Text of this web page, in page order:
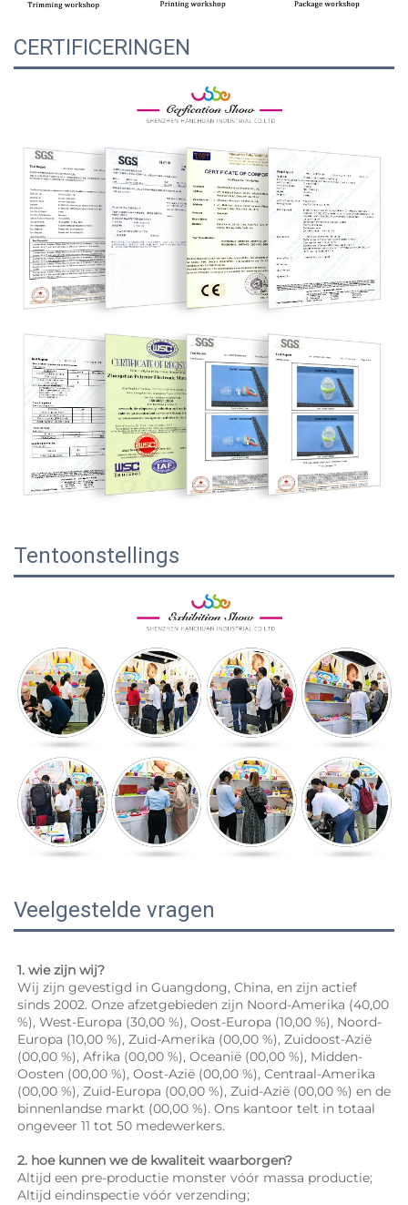
CERTIFICERINGEN
Tentoonstellings
Veelgestelde vragen
1. wie zijn wij?
Wij zijn gevestigd in Guangdong, China, en zijn actief
sinds 2002. Onze afzetgebieden zijn Noord-Amerika (40,00
%), West-Europa (30,00 %), Oost-Europa (10,00 %), Noord-
Europa (10,00 %), Zuid-Amerika (00,00 %), Zuidoost-Azië
(00,00 %), Afrika (00,00 %), Oceanië (00,00 %), Midden-
Oosten (00,00 %), Oost-Azië (00,00 %), Centraal-Amerika
(00,00 %), Zuid-Europa (00,00 %), Zuid-Azië (00,00 %) en de
binnenlandse markt (00,00 %). Ons kantoor telt in totaal
ongeveer 11 tot 50 medewerkers.
2. hoe kunnen we de kwaliteit waarborgen?
Altijd een pre-productie monster vóór massa productie;
Altijd eindinspectie vóór verzending;